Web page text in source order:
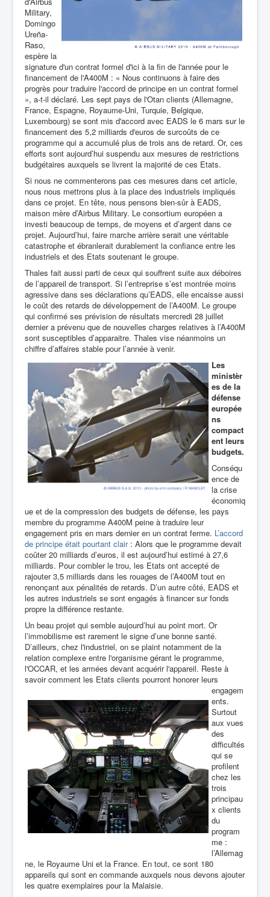
Military,
Domingo
Ureña-
Raso,
espère la
signature d'un contrat formel d'ici à la fin de l'année pour le
financement de l'A400M : « Nous continuons à faire des
progrès pour traduire l'accord de principe en un contrat formel
», a-t-il déclaré. Les sept pays de l'Otan clients (Allemagne,
France, Espagne, Royaume-Uni, Turquie, Belgique,
Luxembourg) se sont mis d'accord avec EADS le 6 mars sur le
financement des 5,2 milliards d'euros de surcoûts de ce
programme qui a accumulé plus de trois ans de retard. Or, ces
efforts sont aujourd’hui suspendu aux mesures de restrictions
budgétaires auxquels se livrent la majorité de ces Etats.
Si nous ne commenterons pas ces mesures dans cet article,
nous nous mettrons plus à la place des industriels impliqués
dans ce projet. En tête, nous pensons bien-sûr à EADS,
maison mère d’Airbus Military. Le consortium européen a
investi beaucoup de temps, de moyens et d’argent dans ce
projet. Aujourd’hui, faire marche arrière serait une véritable
catastrophe et ébranlerait durablement la confiance entre les
industriels et des Etats soutenant le groupe.
Thales fait aussi parti de ceux qui souffrent suite aux déboires
de l’appareil de transport. Si l’entreprise s’est montrée moins
agressive dans ses déclarations qu’EADS, elle encaisse aussi
le coût des retards de développement de l’A400M. Le groupe
qui confirmé ses prévision de résultats mercredi 28 juillet
dernier a prévenu que de nouvelles charges relatives à l’A400M
sont susceptibles d’apparaitre. Thales vise néanmoins un
chiffre d’affaires stable pour l’année à venir.
Les
ministèr
es de la
défense
europée
ns
compact
ent leurs
budgets.
Conséqu
ence de
la crise
économiq
ue et de la compression des budgets de défense, les pays
membre du programme A400M peine à traduire leur
engagement pris en mars dernier en un contrat ferme. L’accord
de principe était pourtant clair: Alors que le programme devait
coûter 20 milliards d’euros, il est aujourd’hui estimé à 27,6
milliards. Pour combler le trou, les Etats ont accepté de
rajouter 3,5 milliards dans les rouages de l’A400M tout en
renonçant aux pénalités de retards. D’un autre côté, EADS et
les autres industriels se sont engagés à financer sur fonds
propre la différence restante.
Un beau projet qui semble aujourd’hui au point mort. Or
l’immobilisme est rarement le signe d’une bonne santé.
D’ailleurs, chez l'industriel, on se plaint notamment de la
relation complexe entre l'organisme gérant le programme,
l'OCCAR, et les armées devant acquérir l'appareil. Reste à
savoir comment les Etats clients pourront honorerleurs
engagem
ents.
Surtout
aux vues
des
difficultés
qui se
profilent
chez les
trois
principau
x clients
du
program
me :
l’Allemag
ne, le Royaume Uni et la France. En tout, ce sont 180
appareils qui sont en commande auxquels nous devons ajouter
les quatre exemplaires pour la Malaisie.